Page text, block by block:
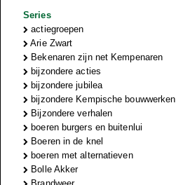
Series
actiegroepen
Arie Zwart
Bekenaren zijn net Kempenaren
bijzondere acties
bijzondere jubilea
bijzondere Kempische bouwwerken
Bijzondere verhalen
boeren burgers en buitenlui
Boeren in de knel
boeren met alternatieven
Bolle Akker